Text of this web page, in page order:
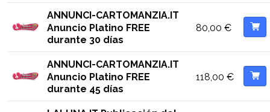
ANNUNCI-CARTOMANZIA.IT
Anuncio Platino FREE
durante 30 días
80,00 €
ANNUNCI-CARTOMANZIA.IT
Anuncio Platino FREE
durante 45 días
118,00 €